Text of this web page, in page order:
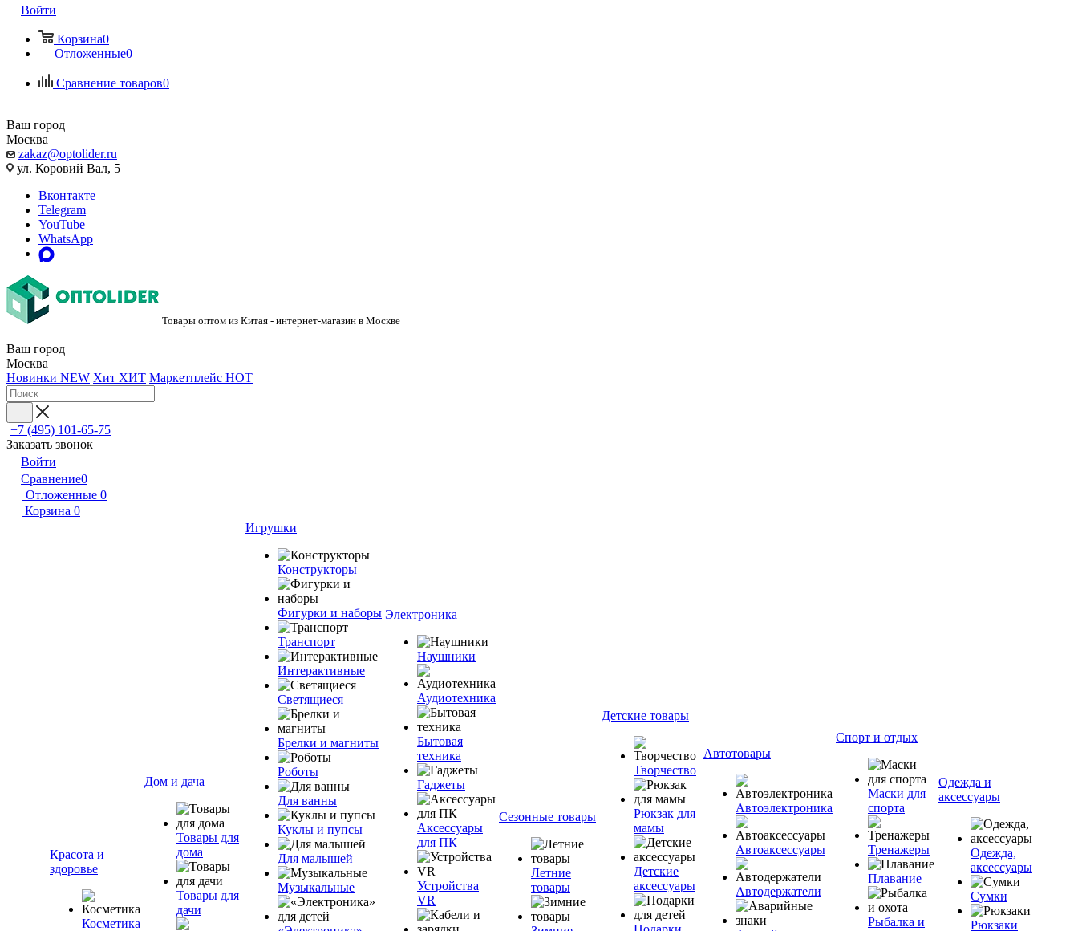
Войти
Корзина0
Отложенные0
Сравнение товаров0
Ваш город
Москва
zakaz@optolider.ru
ул. Коровий Вал, 5
Вконтакте
Telegram
YouTube
WhatsApp
Товары оптом из Китая - интернет-магазин в Москве
Ваш город
Москва
Новинки NEW Хит ХИТ Маркетплейс HOT
+7 (495) 101-65-75
Заказать звонок
Войти
Сравнение0
Отложенные 0
Корзина 0
Красота и
здоровье
Косметика
Дом и дача
Товары для
дома
Товары для
дачи
Игрушки
Конструкторы
Фигурки и наборы
Транспорт
Интерактивные
Светящиеся
Брелки и магниты
Роботы
Для ванны
Куклы и пупсы
Для малышей
Музыкальные
Электроника
Наушники
Аудиотехника
Бытовая
техника
Гаджеты
Аксессуары
для ПК
Устройства
VR
Сезонные товары
Летние
товары
Детские товары
Творчество
Рюкзак для
мамы
Детские
аксессуары
Автотовары
Автоэлектроника
Автоаксессуары
Автодержатели
Спорт и отдых
Маски для
спорта
Тренажеры
Плавание
Рыбалка и
Одежда и
аксессуары
Одежда,
аксессуары
Сумки
Рюкзаки